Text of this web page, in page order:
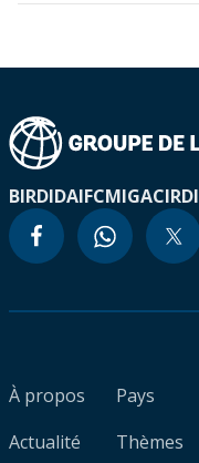
BIRDIDAIFCMIGACIRDI
À propos
Actualité
Pays
Thèmes